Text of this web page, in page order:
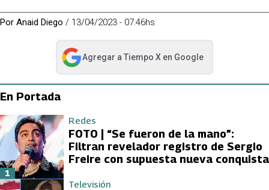
Por Anaid Diego / 13/04/2023 - 07:46hs
Agregar a Tiempo Xen Google
abre en nueva pestaña
En Portada
Redes
FOTO | “Se fueron de la mano”:
Filtran revelador registro de Sergio
Freire con supuesta nueva conquista
1
Televisión